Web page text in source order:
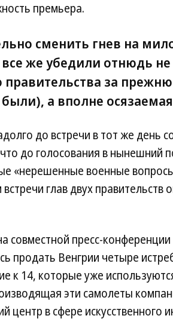
премьера.
сменить гнев на
все же убедили отнюдь
правительства за
а вполне
до встречи в тот же день
до голосования в нынешний
«нерешенные военные
глав двух
совместной пресс-
продать Венгрии четыре
к 14, которые уже
эти самолеты
центр в сфере искусственного